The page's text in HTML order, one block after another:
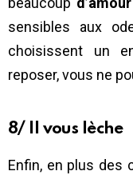
sensibles aux
choisissent un
reposer, vous ne
8/ Il vous lèche
Enfin, en plus des